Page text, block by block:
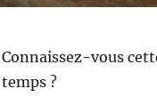
Connaissez-vous
temps ?